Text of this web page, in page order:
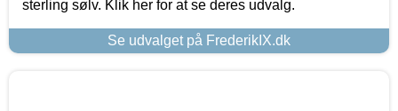
sterling sølv. Klik her for at se deres udvalg.
Se udvalget på FrederikIX.dk